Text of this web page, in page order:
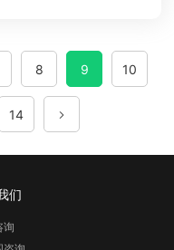
8 9 10
14
们
询